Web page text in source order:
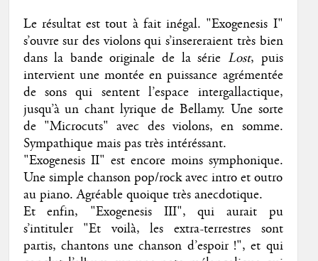
Le résultat est tout à fait inégal. "Exogenesis I"
s’ouvre sur des violons qui s’insereraient très bien
dans la bande originale de la série Lost, puis
intervient une montée en puissance agrémentée
de sons qui sentent l’espace intergallactique,
jusqu’à un chant lyrique de Bellamy. Une sorte
de "Microcuts" avec des violons, en somme.
Sympathique mais pas très intéréssant.
"Exogenesis II" est encore moins symphonique.
Une simple chanson pop/rock avec intro et outro
au piano. Agréable quoique très anecdotique.
Et enfin, "Exogenesis III", qui aurait pu
s’intituler "Et voilà, les extra-terrestres sont
partis, chantons une chanson d’espoir !", et qui